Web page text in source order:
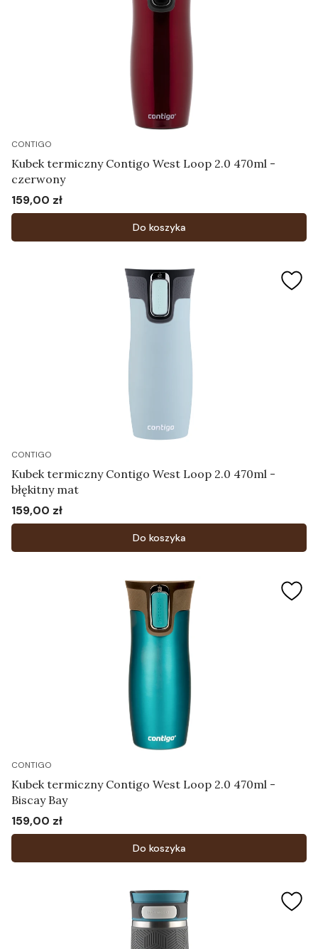
CONTIGO
Kubek termiczny Contigo West Loop 2.0 470ml -
czerwony
Cena
159,00 zł
Do koszyka
CONTIGO
Kubek termiczny Contigo West Loop 2.0 470ml -
błękitny mat
Cena
159,00 zł
Do koszyka
CONTIGO
Kubek termiczny Contigo West Loop 2.0 470ml -
Biscay Bay
Cena
159,00 zł
Do koszyka